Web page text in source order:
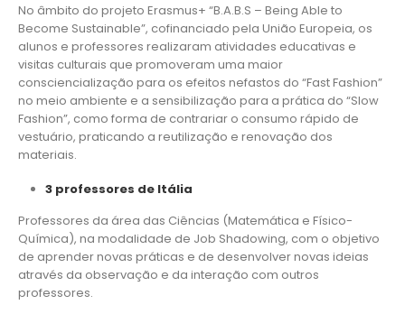
No âmbito do projeto Erasmus+ “B.A.B.S – Being Able to
Become Sustainable”, cofinanciado pela União Europeia, os
alunos e professores realizaram atividades educativas e
visitas culturais que promoveram uma maior
consciencialização para os efeitos nefastos do “Fast Fashion”
no meio ambiente e a sensibilização para a prática do “Slow
Fashion”, como forma de contrariar o consumo rápido de
vestuário, praticando a reutilização e renovação dos
materiais.
3 professores de Itália
Professores da área das Ciências (Matemática e Físico-
Química), na modalidade de Job Shadowing, com o objetivo
de aprender novas práticas e de desenvolver novas ideias
através da observação e da interação com outros
professores.